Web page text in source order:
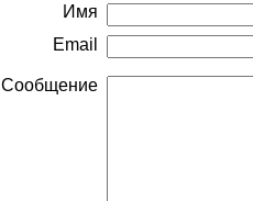
Имя
Email
Сообщение